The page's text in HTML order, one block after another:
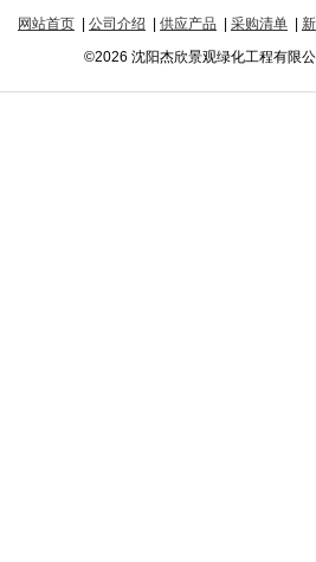
网站首页 公司介绍 供应产品 采购清单
©2026 沈阳杰欣景观绿化工程有限